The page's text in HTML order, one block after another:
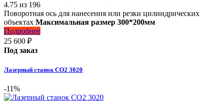
4.75 из 196
Поворотная ось для нанесения или резки цилиндрических
объектах Максимальная размер 300*200мм
Подробнее
25 600 ₽
Под заказ
Лазерный станок СО2 3020
-11%